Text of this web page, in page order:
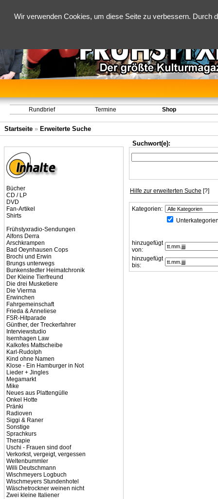
Wir verwenden Cookies, um diese Seite zu verbessern.
Rundbrief Termine Shop
Startseite » Erweiterte Suche
Bücher
CD / LP
DVD
Fan-Artikel
Shirts
Frühstyxradio-Sendungen
Alfons Derra
Arschkrampen
Bad Oeynhausen Cops
Brochi und Erwin
Brungs unterwegs
Bunkenstedter Heimatchronik
Der Kleine Tierfreund
Die drei Musketiere
Die Vierma
Erwinchen
Fahrgemeinschaft
Frieda & Anneliese
FSR-Hitparade
Günther, der Treckerfahrer
Interviewstudio
Isernhagen Law
Kalkofes Mattscheibe
Karl-Rudolph
Kind ohne Namen
Klose - Ein Hamburger in Not
Lieder + Jingles
Megamarkt
Mike
Neues aus Plattengülle
Onkel Hotte
Pränki
Radioven
Siggi & Raner
Sonstige
Sprachkurs
Therapie
Uschi - Frauen sind doof
Verkorkst, vergeigt, vergessen
Weltenbummler
Willi Deutschmann
Wischmeyers Logbuch
Wischmeyers Stundenhotel
Wäschetrockner weinen nicht
Zwei kleine Italiener
Suchwort(e):
Hilfe zur erweiterten Suche [?]
Kategorien:
hinzugefügt
von:
hinzugefügt
bis: